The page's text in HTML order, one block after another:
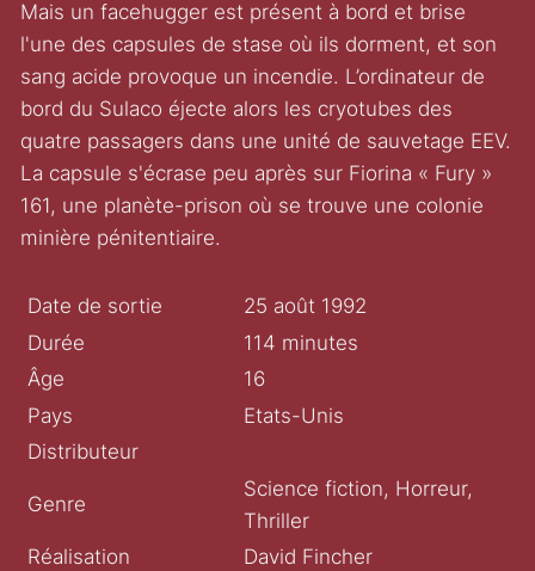
Mais un facehugger est présent à bord et brise
l'une des capsules de stase où ils dorment, et son
sang acide provoque un incendie. L’ordinateur de
bord du Sulaco éjecte alors les cryotubes des
quatre passagers dans une unité de sauvetage EEV.
La capsule s'écrase peu après sur Fiorina « Fury »
161, une planète-prison où se trouve une colonie
minière pénitentiaire.
Date de sortie
25 août 1992
Durée
114 minutes
Âge
16
Pays
Etats-Unis
Distributeur
Genre
Science fiction, Horreur,
Thriller
Réalisation
David Fincher